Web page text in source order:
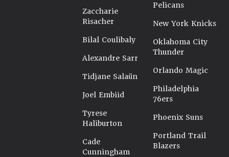
Zaccharie
Risacher
Bilal Coulibaly
Alexandre Sarr
Tidjane Salaün
Joel Embiid
Tyrese
Haliburton
Cade
Cunningham
Pelicans
New York Knicks
Oklahoma City
Thunder
Orlando Magic
Philadelphia
76ers
Phoenix Suns
Portland Trail
Blazers